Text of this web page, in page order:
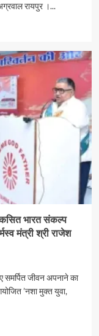
रायपुर ।...
भारत संकल्प
मंत्री श्री राजेश
समर्पित जीवन अपनाने का
’नशा मुक्त युवा,